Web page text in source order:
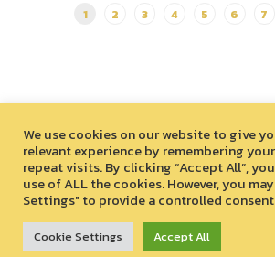
บรรจุแต่งตั้งเป็นผู้ปฏิบัติงาน
1 2 3 4 5 6 7
สงวนลิขสิทธิ์ © 2026 องค์การบริหารไนท์ซาฟารี (องค์
We use cookies on our website to give
relevant experience by remembering
repeat visits. By clicking “Accept All”,
use of ALL the cookies. However, you
Settings" to provide a controlled
Cookie Settings Accept All